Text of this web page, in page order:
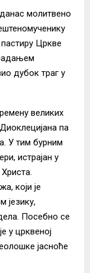
молитвено
Цркве
дубок траг у
великих
па
У тим бурним
истрајан у
који је
језику,
Посебно се
у црквеној
јасноће